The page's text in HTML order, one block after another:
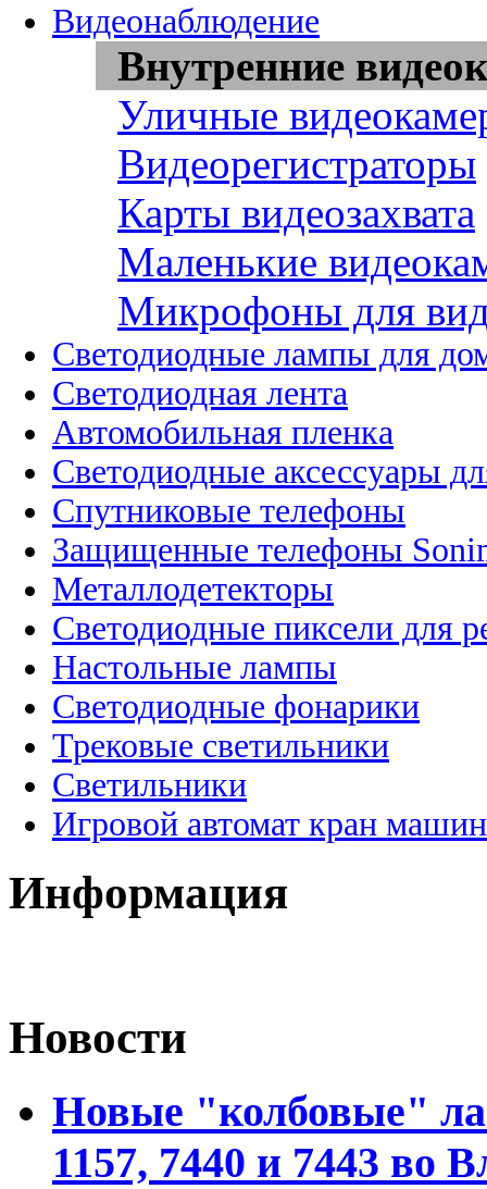
Видеонаблюдение
Внутренние
Уличные
Видеорегистраторы
Карты видеозахвата
Маленькие
Микрофоны для
Светодиодные лампы для
Светодиодная лента
Автомобильная пленка
Светодиодные аксессуары
Спутниковые телефоны
Защищенные телефоны
Металлодетекторы
Светодиодные пиксели для
Настольные лампы
Светодиодные фонарики
Трековые светильники
Светильники
Игровой автомат кран
Информация
Новости
Новые "колбовые"
1157, 7440 и 7443 во